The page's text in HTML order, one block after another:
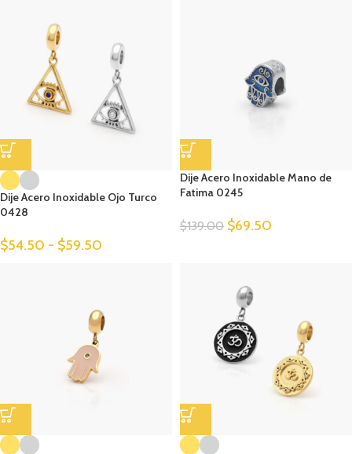
Dije Acero Inoxidable Ojo Turco
0428
$54.50 - $59.50
Dije Acero Inoxidable Mano de
Fatima 0245
$139.00 $69.50